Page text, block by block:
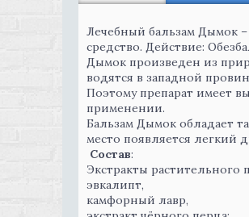
Лечебный бальзам Дымок
средство. Действие:
Дымок произведен из
водятся в западной
Поэтому препарат имеет
применении.
Бальзам Дымок обладает
место появляется легкий
Состав:
Экстракты
эвкалипт,
камфорный лавр,